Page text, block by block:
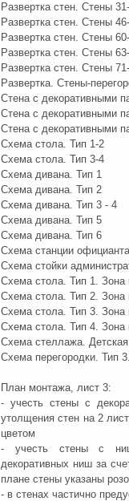
Развертка стен. Стены
Развертка стен. Стены
Развертка стен. Стены
Развертка стен. Стены
Развертка стен. Стены
Развертка. Стены-
Стена с декоративными
Стена с декоративными
Стена с декоративными
Схема стола. Тип 1-2
Схема стола. Тип 3-4
Схема дивана. Тип 1
Схема дивана. Тип 2
Схема дивана. Тип 3 - 4
Схема дивана. Тип 5
Схема дивана. Тип 6
Схема станции
Схема стойки
Схема стола. Тип 1. Зона
Схема стола. Тип 2. Зона
Схема стола. Тип 3. Зона
Схема стола. Тип 4. Зона
Схема стеллажа. Детская
Схема перегородки. Тип
План монтажа, лист 3:
- учесть стены с
утолщения стен на 2
цветом
- учесть стены с
декоративных ниш за
плане стены указаны
- в стенах частично